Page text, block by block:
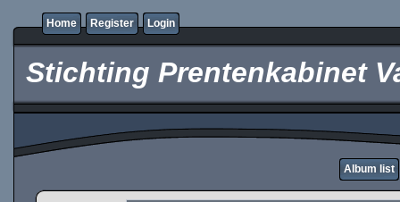
Home Register Login
Stichting Prentenkabinet
Album list